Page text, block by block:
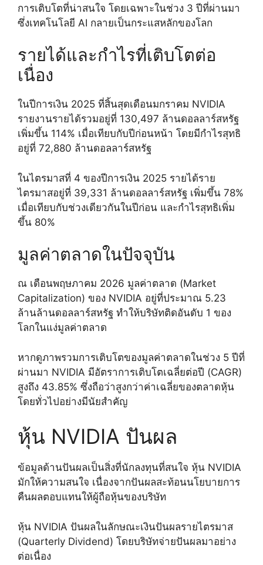
การเติบโตที่น่าสนใจ โดยเฉพาะในช่วง 3 ปีที่ผ่านมา
ซึ่งเทคโนโลยี AI กลายเป็นกระแสหลักของโลก
รายได้และกำไรที่เติบโตต่อ
เนื่อง
ในปีการเงิน 2025 ที่สิ้นสุดเดือนมกราคม NVIDIA
รายงานรายได้รวมอยู่ที่ 130,497 ล้านดอลลาร์สหรัฐ
เพิ่มขึ้น 114% เมื่อเทียบกับปีก่อนหน้า โดยมีกำไรสุทธิ
อยู่ที่ 72,880 ล้านดอลลาร์สหรัฐ
ในไตรมาสที่ 4 ของปีการเงิน 2025 รายได้ราย
ไตรมาสอยู่ที่ 39,331 ล้านดอลลาร์สหรัฐ เพิ่มขึ้น 78%
เมื่อเทียบกับช่วงเดียวกันในปีก่อน และกำไรสุทธิเพิ่ม
ขึ้น 80%
มูลค่าตลาดในปัจจุบัน
ณ เดือนพฤษภาคม 2026 มูลค่าตลาด (Market
Capitalization) ของ NVIDIA อยู่ที่ประมาณ 5.23
ล้านล้านดอลลาร์สหรัฐ ทำให้บริษัทติดอันดับ 1 ของ
โลกในแง่มูลค่าตลาด
หากดูภาพรวมการเติบโตของมูลค่าตลาดในช่วง 5 ปีที่
ผ่านมา NVIDIA มีอัตราการเติบโตเฉลี่ยต่อปี (CAGR)
สูงถึง 43.85% ซึ่งถือว่าสูงกว่าค่าเฉลี่ยของตลาดหุ้น
โดยทั่วไปอย่างมีนัยสำคัญ
หุ้น NVIDIA ปันผล
ข้อมูลด้านปันผลเป็นสิ่งที่นักลงทุนที่สนใจ หุ้น NVIDIA
มักให้ความสนใจ เนื่องจากปันผลสะท้อนนโยบายการ
คืนผลตอบแทนให้ผู้ถือหุ้นของบริษัท
หุ้น NVIDIA ปันผลในลักษณะเงินปันผลรายไตรมาส
(Quarterly Dividend) โดยบริษัทจ่ายปันผลมาอย่าง
ต่อเนื่อง